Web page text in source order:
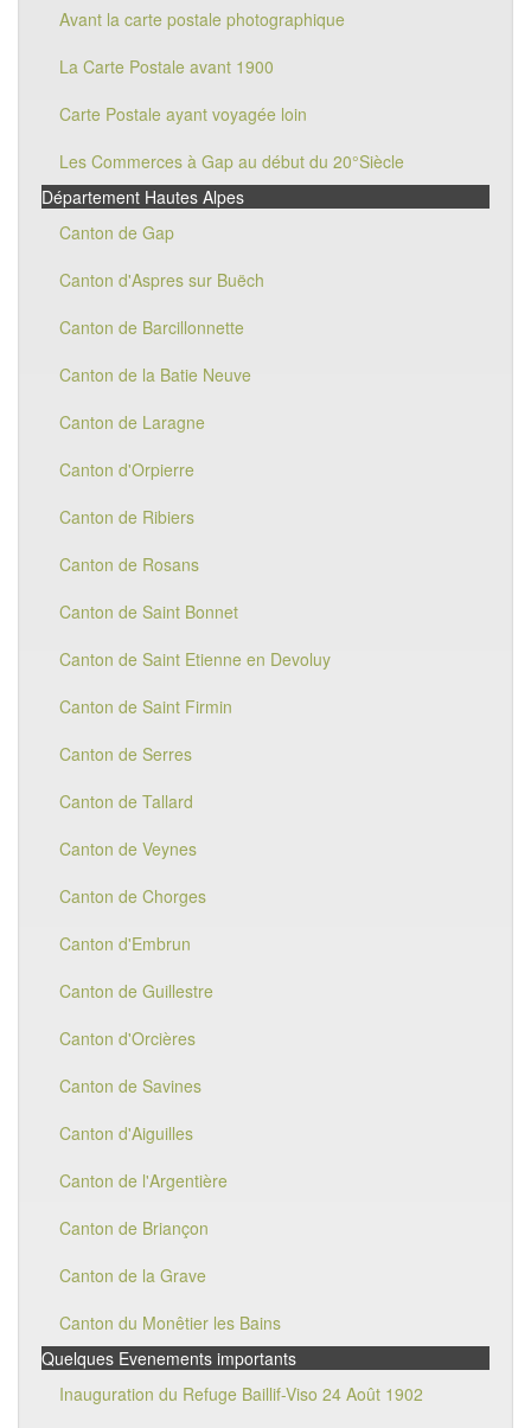
Avant la carte postale photographique
La Carte Postale avant 1900
Carte Postale ayant voyagée loin
Les Commerces à Gap au début du 20°Siècle
Département Hautes Alpes
Canton de Gap
Canton d'Aspres sur Buëch
Canton de Barcillonnette
Canton de la Batie Neuve
Canton de Laragne
Canton d'Orpierre
Canton de Ribiers
Canton de Rosans
Canton de Saint Bonnet
Canton de Saint Etienne en Devoluy
Canton de Saint Firmin
Canton de Serres
Canton de Tallard
Canton de Veynes
Canton de Chorges
Canton d'Embrun
Canton de Guillestre
Canton d'Orcières
Canton de Savines
Canton d'Aiguilles
Canton de l'Argentière
Canton de Briançon
Canton de la Grave
Canton du Monêtier les Bains
Quelques Evenements importants
Inauguration du Refuge Baillif-Viso 24 Août 1902